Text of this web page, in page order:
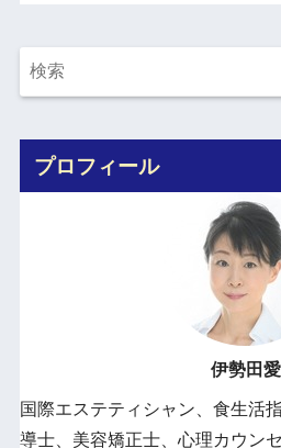
プロフィール
伊勢田愛
国際エステティシャン、食生活
導士、美容矯正士、心理カウン